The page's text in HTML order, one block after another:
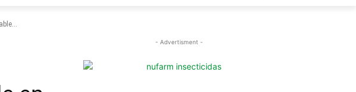
- Advertisment -